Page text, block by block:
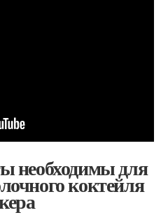
необходимы для
коктейля